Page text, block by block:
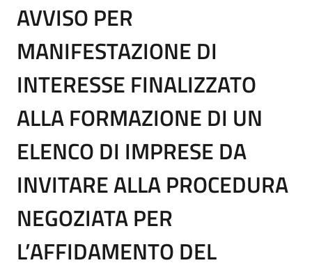
AVVISO PER
MANIFESTAZIONE DI
INTERESSE FINALIZZATO
ALLA FORMAZIONE DI UN
ELENCO DI IMPRESE DA
INVITARE ALLA PROCEDURA
NEGOZIATA PER
L’AFFIDAMENTO DEL